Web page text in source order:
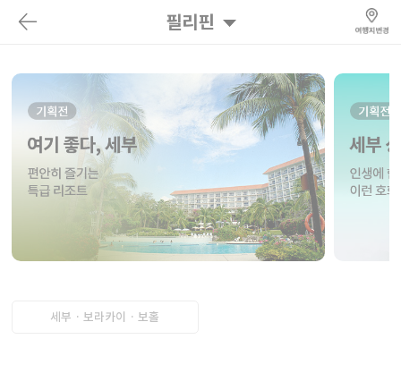
필리핀
세부 · 보라카이 · 보홀